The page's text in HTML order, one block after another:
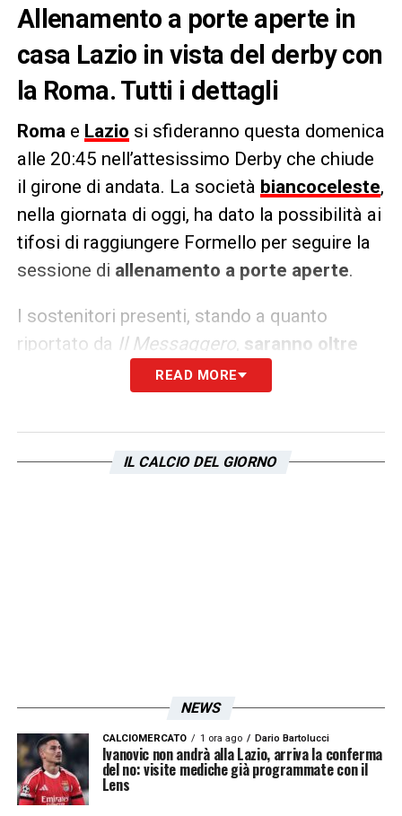
Allenamento a porte aperte in
casa Lazio in vista del derby con
la Roma. Tutti i dettagli
Romae Lazio si sfideranno questa domenica
alle 20:45 nell’attesissimo Derby che chiude
il girone di andata. La società biancoceleste,
nella giornata di oggi, ha dato la possibilità ai
tifosi di raggiungere Formello per seguire la
sessione di allenamento a porte aperte.
I sostenitori presenti, stando a quanto
riportato da Il Messaggero, saranno oltre
. Coloro che saranno vicino alla
squadra in questa vigilia dal clima rovente
vogliono trasmettere quel qualcosa in più per
una gara così importante.
READ MORE
IL CALCIO DEL GIORNO
NEWS
CALCIOMERCATO 1 ora ago Dario Bartolucci
Ivanovic non andrà alla Lazio, arriva la conferma
del no: visite mediche già programmate con il
Lens